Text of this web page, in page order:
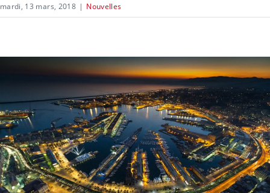
mardi, 13 mars, 2018 | Nouvelles